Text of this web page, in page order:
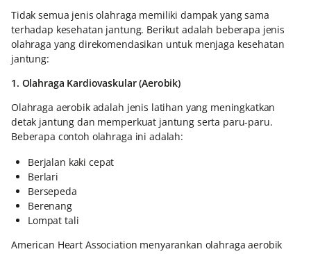
Tidak semua jenis olahraga memiliki dampak yang sama
terhadap kesehatan jantung. Berikut adalah beberapa jenis
olahraga yang direkomendasikan untuk menjaga kesehatan
jantung:
1. Olahraga Kardiovaskular (Aerobik)
Olahraga aerobik adalah jenis latihan yang meningkatkan
detak jantung dan memperkuat jantung serta paru-paru.
Beberapa contoh olahraga ini adalah:
Berjalan kaki cepat
Berlari
Bersepeda
Berenang
Lompat tali
American Heart Association menyarankan olahraga aerobik